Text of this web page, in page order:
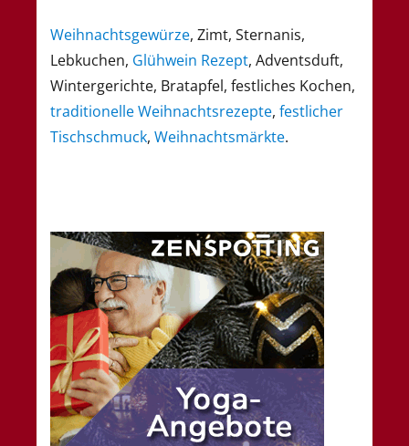
Weihnachtsgewürze, Zimt, Sternanis,
Lebkuchen, Glühwein Rezept, Adventsduft,
Wintergerichte, Bratapfel, festliches Kochen,
traditionelle Weihnachtsrezepte, festlicher
Tischschmuck, Weihnachtsmärkte.